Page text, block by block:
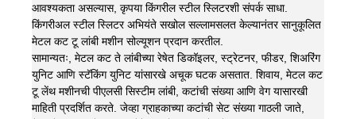
आवश्यकता असल्यास, कृपया किंगरील स्टील स्लिटरशी संपर्क साधा.
किंगरीअल स्टील स्लिटर अभियंते सखोल सल्लामसलत केल्यानंतर सानुकूलित
मेटल कट टू लांबी मशीन सोल्यूशन प्रदान करतील.
सामान्यतः, मेटल कट ते लांबीच्या रेषेत डिकॉइलर, स्ट्रेटनर, फीडर, शिअरिंग
युनिट आणि स्टॅकिंग युनिट यांसारखे अचूक घटक असतात. शिवाय, मेटल कट
टू लेंथ मशीनची पीएलसी सिस्टीम लांबी, कटांची संख्या आणि वेग यासारखी
माहिती प्रदर्शित करते. जेव्हा ग्राहकाच्या कटांची सेट संख्या गाठली जाते,